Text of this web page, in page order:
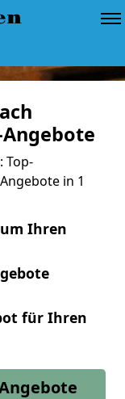
Top-
in 1
Ihren
für Ihren